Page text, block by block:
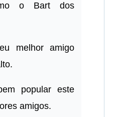
o Bart dos
melhor amigo
popular este
amigos.